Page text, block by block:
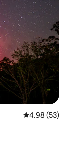
คะแนนเฉลี่ย
4.98 (53)